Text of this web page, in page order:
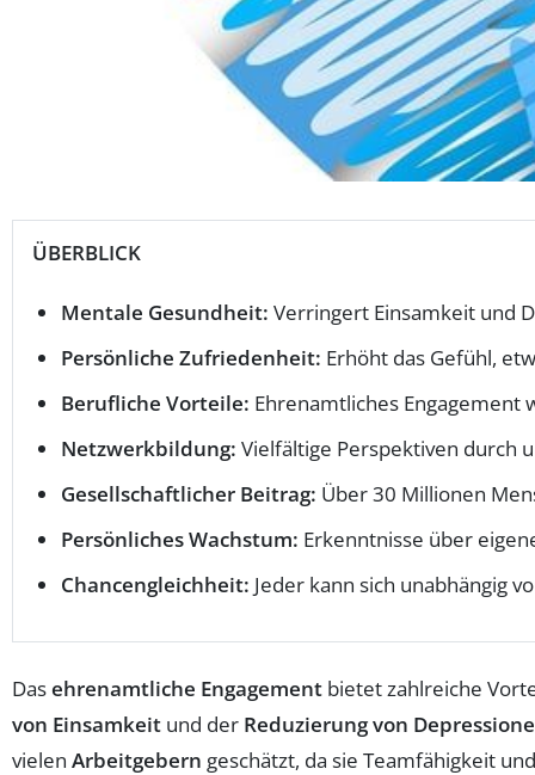
ÜBERBLICK
Mentale Gesundheit: Verringert Einsamkeit und
Persönliche Zufriedenheit: Erhöht das Gefühl,
Berufliche Vorteile: Ehrenamtliches Engagement
Netzwerkbildung: Vielfältige Perspektiven durch
Gesellschaftlicher Beitrag: Über 30 Millionen
Persönliches Wachstum: Erkenntnisse über
Chancengleichheit: Jeder kann sich unabhängig
Dasehrenamtliche Engagement bietet zahlreiche
von Einsamkeit und der Reduzierung von
vielen Arbeitgebern geschätzt, da sie Teamfähigkeit